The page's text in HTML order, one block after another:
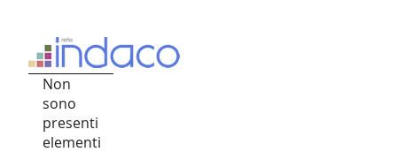
Non
sono
presenti
elementi